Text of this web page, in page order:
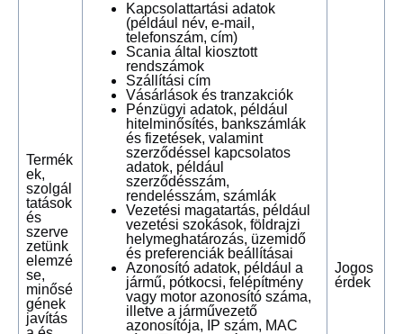
Termék
ek,
szolgál
tatások
és
szerve
zetünk
elemzé
se,
minősé
gének
javítás
Kapcsolattartási adatok
(például név, e-mail,
telefonszám, cím)
Scania által kiosztott
rendszámok
Szállítási cím
Vásárlások és tranzakciók
Pénzügyi adatok, például
hitelminősítés, bankszámlák
és fizetések, valamint
szerződéssel kapcsolatos
adatok, például
szerződésszám,
rendelésszám, számlák
Vezetési magatartás, például
vezetési szokások, földrajzi
helymeghatározás, üzemidő
és preferenciák beállításai
Azonosító adatok, például a
jármű, pótkocsi, felépítmény
vagy motor azonosító száma,
illetve a járművezető
azonosítója, IP szám, MAC
Jogos
érdek